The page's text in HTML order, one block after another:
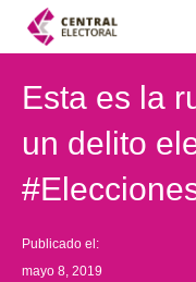
Esta es la
un delito
Publicado el:
mayo 8, 2019